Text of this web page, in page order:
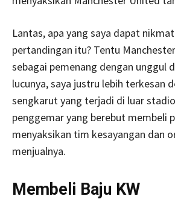
Lantas, apa yang saya dapat
pertandingan itu? Tentu
sebagai pemenang dengan unggul
lucunya, saya justru lebih terkesan
sengkarut yang terjadi di luar
penggemar yang berebut membeli
menyaksikan tim kesayangan dan
menjualnya.
Membeli Baju KW